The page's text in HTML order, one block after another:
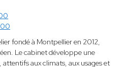
fondé à Montpellier en 2012,
Le cabinet développe une
aux climats, aux usages et